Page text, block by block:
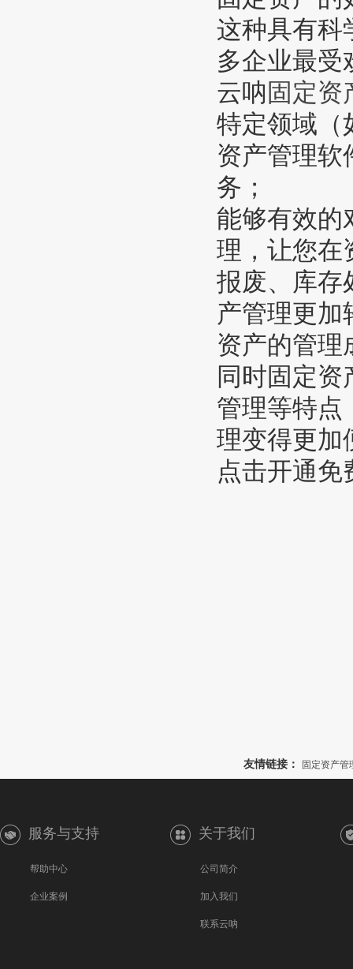
这种具有科
多企业最受
云呐 固定资
特定领域（
资产管理软
务；
能够有效的
理，让您在
报废、库存
产管理更加
资产的管理
同时固定
管理等特点
理变得更加
点击开通免
友情链接： 固定资产管
服务与支持
帮助中心
企业案例
关于我们
公司简介
加入我们
联系云呐